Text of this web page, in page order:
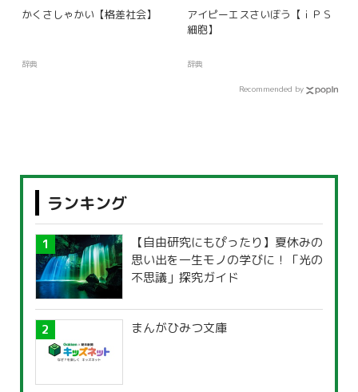
かくさしゃかい【格差社会】
辞典
アイピーエスさいぼう【ｉＰＳ
細胞】
辞典
Recommended by
ランキング
【自由研究にもぴったり】夏休みの
思い出を一生モノの学びに！「光の
不思議」探究ガイド
まんがひみつ文庫